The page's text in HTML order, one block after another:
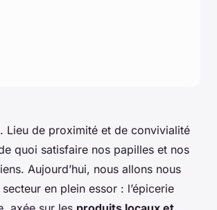
. Lieu de proximité et de convivialité
quoi satisfaire nos papilles et nos
Aujourd’hui, nous allons nous
en plein essor : l’épicerie